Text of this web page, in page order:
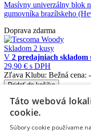
Masívny univerzálny blok
gumovníka brazílskeho
Doprava zdarma
Skladom 2 kusy
V 2 predajniach skladom
29,90 € s DPH
Zľava Klubu: Bežná cena:
Pridať do košíka
205436
Táto webová
cookie.
Súbory cookie používame